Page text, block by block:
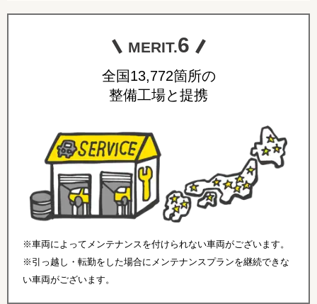
MERIT.6
全国13,772箇所の
整備工場と提携
※車両によってメンテナンスを付けられない車両がございます。
※引っ越し・転勤をした場合にメンテナンスプランを継続できな
い車両がございます。